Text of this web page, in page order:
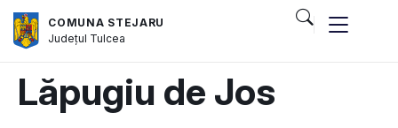
COMUNA STEJARU
Județul Tulcea
Lăpugiu de Jos